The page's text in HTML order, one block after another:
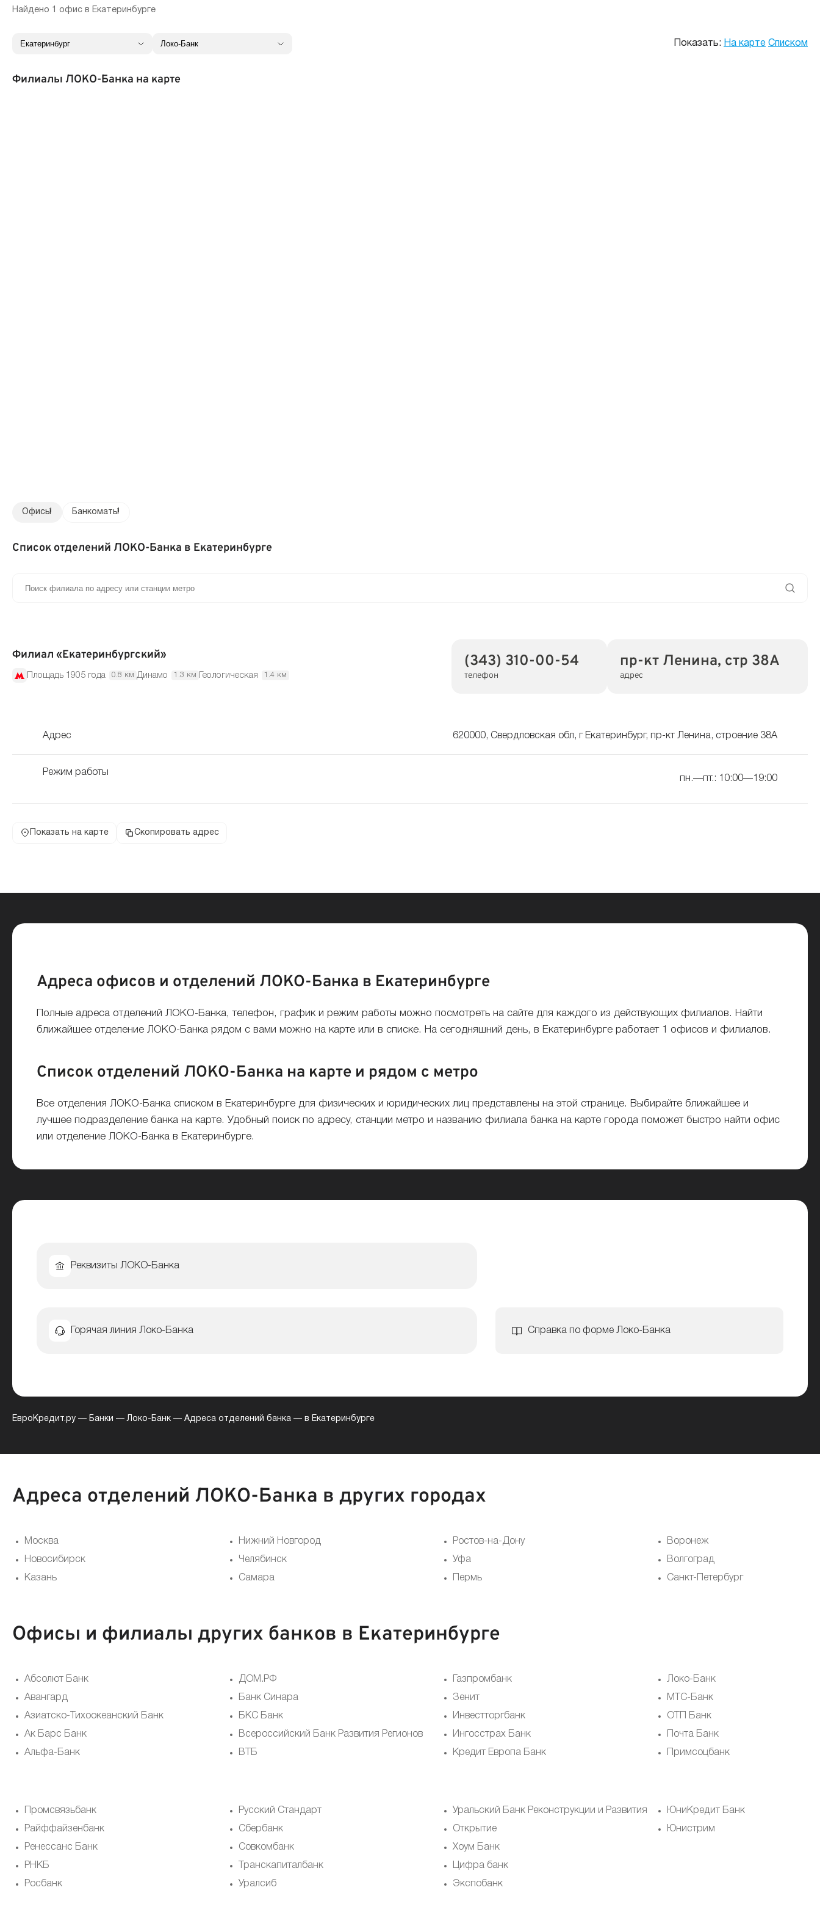
Найдено 1 офис в Екатеринбурге
Показать: На карте Списком
Филиалы ЛОКО-Банка на карте
Офисы
1 Банкоматы
1
Список отделений ЛОКО-Банка в Екатеринбурге
Филиал «Екатеринбургский»
Площадь 1905 года 0.8 км Динамо 1.3 км Геологическая 1.4 км
(343) 310-00-54
телефон
пр-кт Ленина, стр 38А
адрес
Адрес 620000, Свердловская обл, г Екатеринбург, пр-кт Ленина, строение 38А
Режим работы
пн.—пт.: 10:00—19:00
Показать на карте Скопировать адрес
Адреса офисов и отделений ЛОКО-Банка в Екатеринбурге
Полные адреса отделений ЛОКО-Банка, телефон, график и режим работы можно посмотреть на сайте для каждого из действующих филиалов. Найти
ближайшее отделение ЛОКО-Банка рядом с вами можно на карте или в списке. На сегодняшний день, в Екатеринбурге работает 1 офисов и филиалов.
Список отделений ЛОКО-Банка на карте и рядом с метро
Все отделения ЛОКО-Банка списком в Екатеринбурге для физических и юридических лиц представлены на этой странице. Выбирайте ближайшее и
лучшее подразделение банка на карте. Удобный поиск по адресу, станции метро и названию филиала банка на карте города поможет быстро найти офис
или отделение ЛОКО-Банка в Екатеринбурге.
Реквизиты ЛОКО-Банка
Горячая линия Локо-Банка Справка по форме Локо-Банка
ЕвроКредит.ру — Банки —Локо-Банк — Адреса отделений банка — в Екатеринбурге
Адреса отделений ЛОКО-Банка в других городах
Москва
Новосибирск
Казань
Нижний Новгород
Челябинск
Самара
Ростов-на-Дону
Уфа
Пермь
Воронеж
Волгоград
Санкт-Петербург
Офисы и филиалы других банков в Екатеринбурге
Абсолют Банк
Авангард
Азиатско-Тихоокеанский Банк
Ак Барс Банк
Альфа-Банк
ДОМ.РФ
Банк Синара
БКС Банк
Всероссийский Банк Развития Регионов
ВТБ
Газпромбанк
Зенит
Инвестторгбанк
Ингосстрах Банк
Кредит Европа Банк
Локо-Банк
МТС-Банк
ОТП Банк
Почта Банк
Примсоцбанк
Промсвязьбанк
Райффайзенбанк
Ренессанс Банк
РНКБ
Росбанк
Русский Стандарт
Сбербанк
Совкомбанк
Транскапиталбанк
Уралсиб
Уральский Банк Реконструкции и Развития
Открытие
Хоум Банк
Цифра банк
Экспобанк
ЮниКредит Банк
Юнистрим